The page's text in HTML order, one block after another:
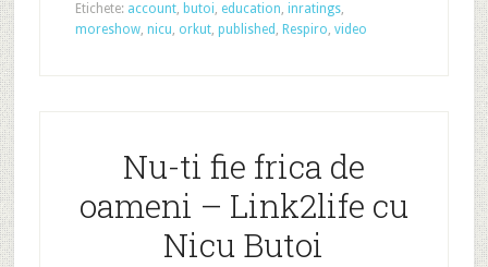
Etichete: account, butoi, education, inratings,
moreshow, nicu, orkut, published , Respiro, video
Nu-ti fie frica de
oameni – Link2life cu
Nicu Butoi